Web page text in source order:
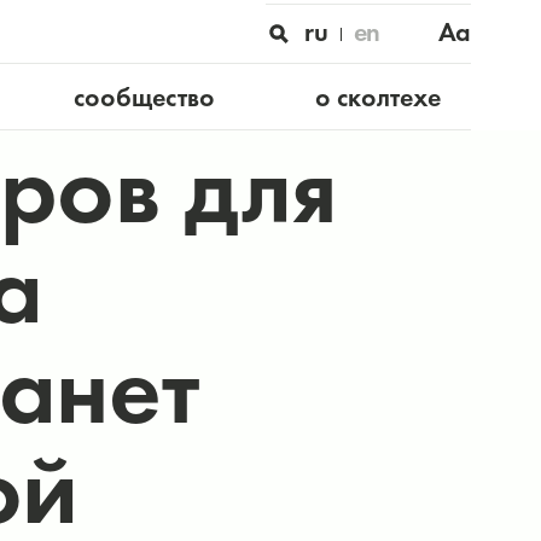
ru en
Aa
сообщество о сколтехе
для